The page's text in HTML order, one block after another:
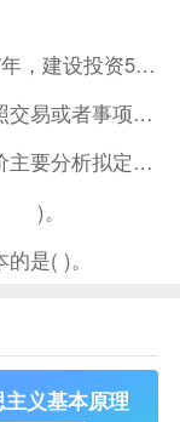
某建设项目建设期3年，生产经营期17年，建设投资5500万元
我国《企业会计准则》规定，企业按照交易或者事项的经济特征确定
对于非经营性技术方案，经济效果评价主要分析拟定方案的( )。
( )。
是( )。
义基本原理